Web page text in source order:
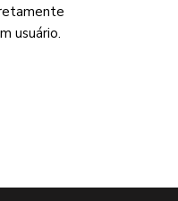
usuário.